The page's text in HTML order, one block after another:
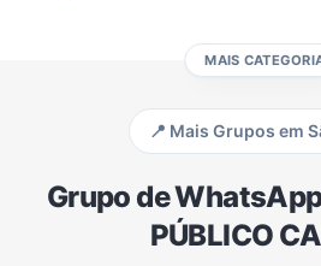
Divulgação Educação
MAIS
📍 Mais Grupos em
Grupo de
PÚBLICO